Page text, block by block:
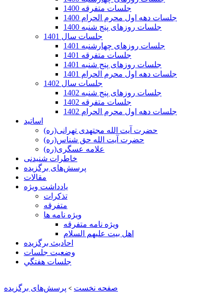
جلسات متفرقه 1400
جلسات دهه اول محرم الحرام 1400
جلسات روزهای پنج شنبه 1400
جلسات سال 1401
جلسات روزهای چهارشنبه 1401
جلسات متفرقه 1401
جلسات روزهای پنج شنبه 1401
جلسات دهه اول محرم الحرام 1401
جلسات سال 1402
جلسات روزهای پنج شنبه 1402
جلسات متفرقه 1402
جلسات دهه اول محرم الحرام 1402
اساتید
حضرت آیت الله مجتهدی تهرانی(ره)
حضرت آیت الله حق شناس(ره)
علامه عسگری(ره)
خاطرات شنیدنی
پرسش‌های برگزیده
مقالات
یادداشت ویژه
تذكرات
متفرقه
ويژه نامه ها
ويژه نامه متفرقه
اهل بيت عليهم السلام
احادیث برگزیده
وضعیت جلسات
جلسات هفتگي
صفحه نخست > پرسش‌های برگزیده